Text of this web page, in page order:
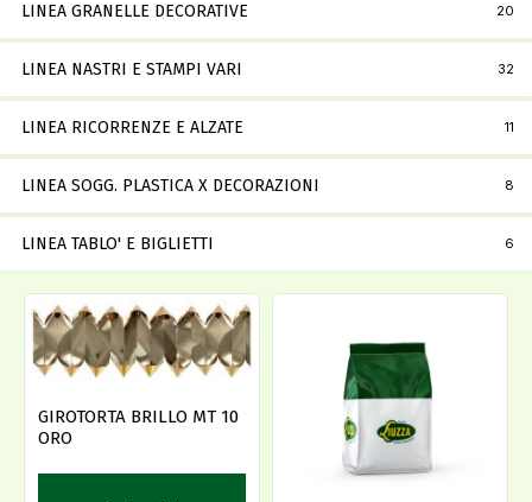
LINEA GRANELLE DECORATIVE 20
LINEA NASTRI E STAMPI VARI 32
LINEA RICORRENZE E ALZATE 11
LINEA SOGG. PLASTICA X DECORAZIONI 8
LINEA TABLO' E BIGLIETTI 6
GIROTORTA BRILLO MT 10
ORO